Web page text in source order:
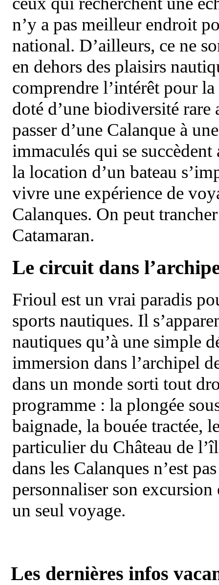
n’y a pas meilleur endroit
national. D’ailleurs, ce ne
en dehors des plaisirs
comprendre l’intérêt pour
doté d’une biodiversité
passer d’une Calanque à
immaculés qui se
la location d’un bateau
vivre une expérience de
Calanques. On peut
Catamaran.
Le circuit dans
Frioul est un vrai paradis
sports nautiques. Il
nautiques qu’à une simple
immersion dans l’archipel
dans un monde sorti tout
programme : la plongée
baignade, la bouée tractée,
particulier du Château de
dans les Calanques n’est
personnaliser son
un seul voyage.
Les dernières infos